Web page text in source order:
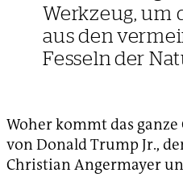
Werkzeug, um
aus den
Fesseln der
Woher kommt das
von Donald Trump Jr.,
Christian Angermayer